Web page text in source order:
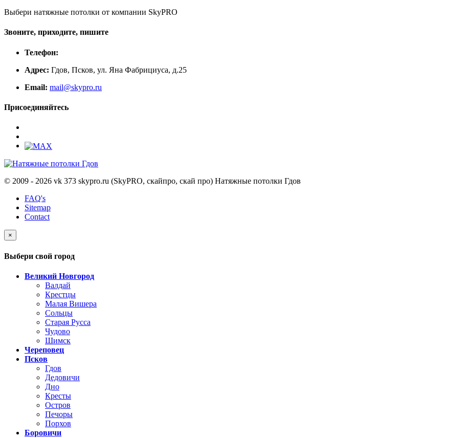
Выбери натяжные потолки от компании SkyPRO
Звоните, приходите, пишите
Телефон:
Адрес: Гдов, Псков, ул. Яна Фабрициуса, д.25
Email: mail@skypro.ru
Присоединяйтесь
© 2009 - 2026 vk 373 skypro.ru (SkyPRO, скайпро, скай про) Натяжные потолки Гдов
FAQ's
Sitemap
Contact
×
Выбери свой город
Великий Новгород
Валдай
Крестцы
Малая Вишера
Сольцы
Старая Русса
Чудово
Шимск
Череповец
Псков
Гдов
Дедовичи
Дно
Кресты
Остров
Печоры
Порхов
Боровичи